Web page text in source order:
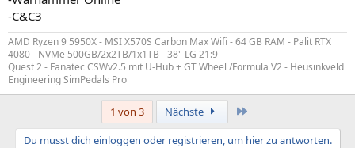
-C&C3
AMD Ryzen 9 5950X - MSI X570S Carbon Max Wifi - 64 GB RAM - Palit RTX
4080 - NVMe 500GB/2x2TB/1x1TB - 38" LG 21:9
Quest 2 - Fanatec CSWv2.5 mit U-Hub + GT Wheel /Formula V2 - Heusinkveld
Engineering SimPedals Pro
1 von 3 Nächste
Du musst dich einloggen oder registrieren, um hier zu antworten.